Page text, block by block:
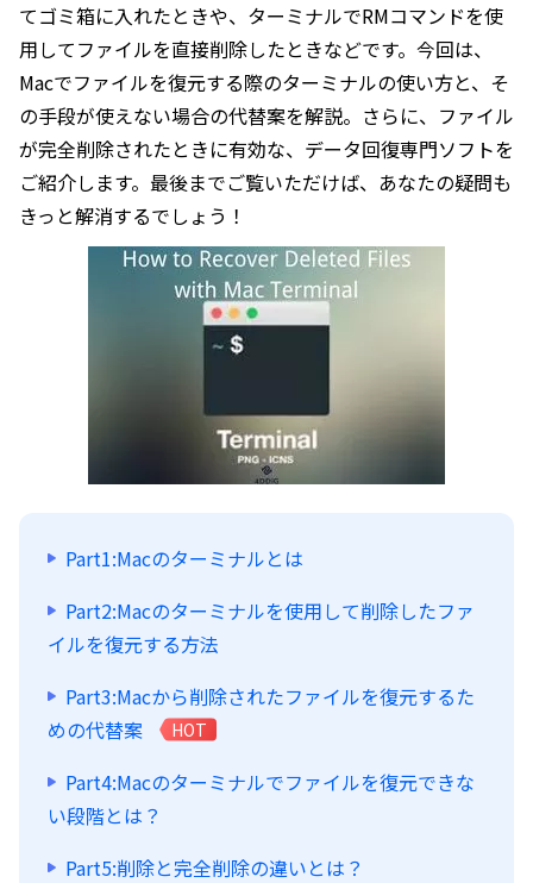
てゴミ箱に入れたときや、ターミナルでRMコマンドを使
用してファイルを直接削除したときなどです。今回は、
Macでファイルを復元する際のターミナルの使い方と、そ
の手段が使えない場合の代替案を解説。さらに、ファイル
が完全削除されたときに有効な、データ回復専門ソフトを
ご紹介します。最後までご覧いただけば、あなたの疑問も
きっと解消するでしょう！
Part1:Macのターミナルとは
Part2:Macのターミナルを使用して削除したファ
イルを復元する方法
Part3:Macから削除されたファイルを復元するた
めの代替案
HOT
Part4:Macのターミナルでファイルを復元できな
い段階とは？
Part5:削除と完全削除の違いとは？